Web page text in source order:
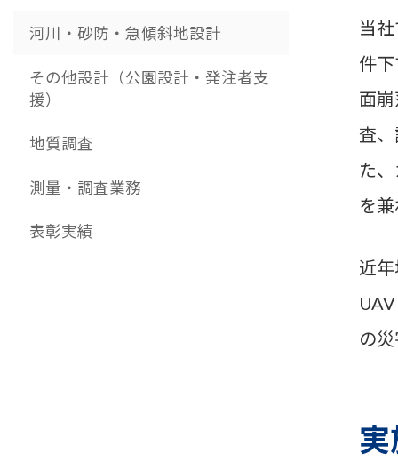
当
件
面
査
た
を
近
の
河川・砂防・急傾斜地設計
その他設計（公園設計・発注者支
援）
地質調査
測量・調査業務
表彰実績